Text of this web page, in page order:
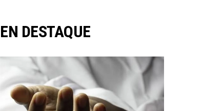
EN DESTAQUE